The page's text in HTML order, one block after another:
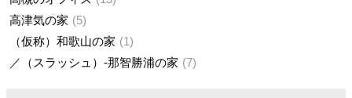
高津気の家
5
（仮称）和歌山の家
1
／（スラッシュ）-那智勝浦の家
7